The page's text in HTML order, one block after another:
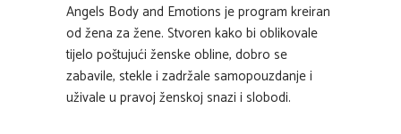
Angels Body and Emotions je program kreiran
od žena za žene. Stvoren kako bi oblikovale
tijelo poštujući ženske obline, dobro se
zabavile, stekle i zadržale samopouzdanje i
uživale u pravoj ženskoj snazi i slobodi.